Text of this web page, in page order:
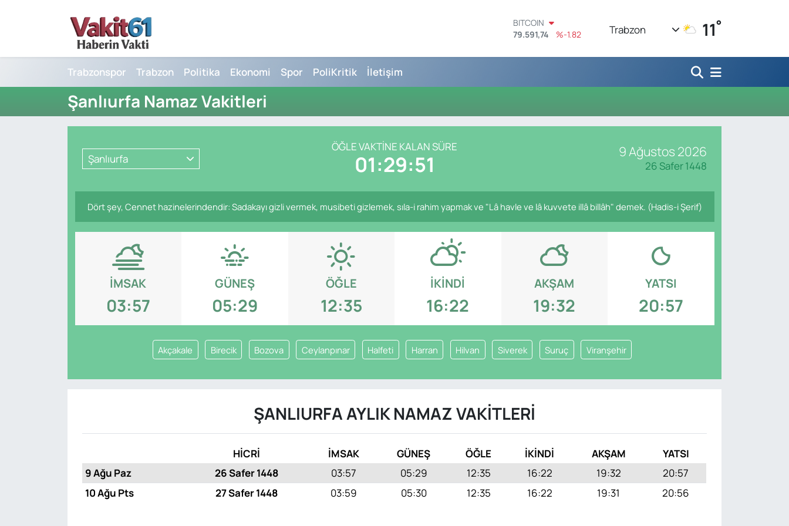
BITCOIN
79.591,74
%-1.82
45,43620
%0.02
G.ALTIN
6862,09000
%0.19
Trabzon 11°
Trabzonspor Trabzon Politika Ekonomi Spor PoliKritik İletişim
Şanlıurfa Namaz Vakitleri
Şanlıurfa
ÖĞLE VAKTİNE KALAN SÜRE
01:29:51 9 Ağustos 2026
26 Safer 1448
Dört şey, Cennet hazinelerindendir: Sadakayı gizli vermek, musibeti gizlemek, sıla-i rahim yapmak ve "Lâ havle ve lâ kuvvete illâ billâh" demek. (Hadis-i Şerif)
İMSAK
03:57
GÜNEŞ
05:29
ÖĞLE
12:35
İKINDI
16:22
AKŞAM
19:32
YATSI
20:57
Akçakale Birecik Bozova Ceylanpınar Halfeti Harran Hilvan Siverek Suruç Viranşehir
ŞANLIURFA AYLIK NAMAZ VAKITLERI
HİCRİ İMSAK GÜNEŞ ÖĞLE İKINDI AKŞAM
YATSI
9 Ağu Paz
26 Safer 1448 03:57 05:29 12:35 16:22 19:32
20:57
10 Ağu Pts
27 Safer 1448 03:59 05:30 12:35 16:22 19:31 20:56
Nöbetçi Eczaneler
Hava Durumu
Namaz Vakitleri
Süper Lig Puan Durumu ve Fikstür
Tüm Manşetler
Son Dakika Haberleri